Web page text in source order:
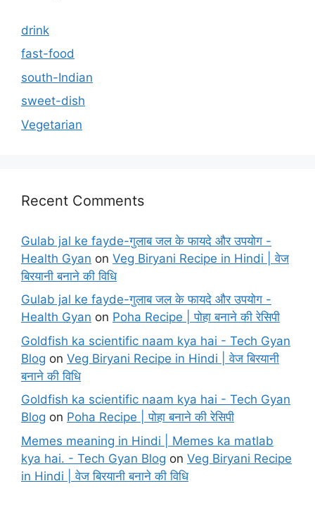
drink
fast-food
south-Indian
sweet-dish
Vegetarian
Recent Comments
Gulab jal ke fayde-गुलाब जल के फायदे और उपयोग -
Health Gyan on Veg Biryani Recipe in Hindi | वेज
बिरयानी बनाने की विधि
Gulab jal ke fayde-गुलाब जल के फायदे और उपयोग -
Health Gyan on Poha Recipe | पोहा बनाने की रेसिपी
Goldfish ka scientific naam kya hai - Tech Gyan
Blog on Veg Biryani Recipe in Hindi | वेज बिरयानी
बनाने की विधि
Goldfish ka scientific naam kya hai - Tech Gyan
Blog on Poha Recipe | पोहा बनाने की रेसिपी
Memes meaning in Hindi | Memes ka matlab
kya hai. - Tech Gyan Blog on Veg Biryani Recipe
in Hindi | वेज बिरयानी बनाने की विधि